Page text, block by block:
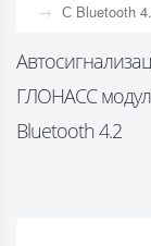
С Bluetooth
ГЛОНАСС
Bluetooth 4.2